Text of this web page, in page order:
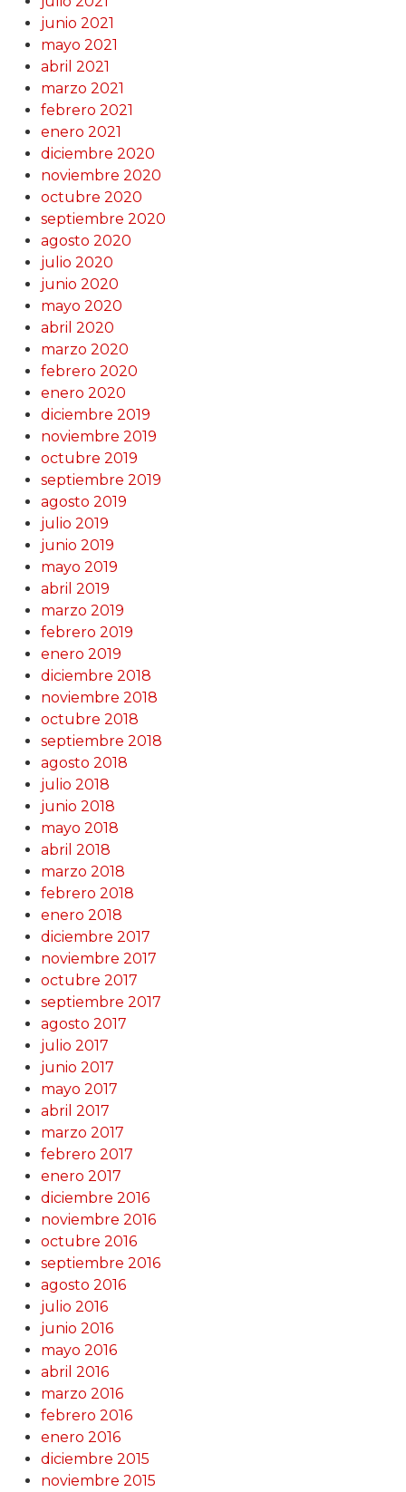
junio 2021
mayo 2021
abril 2021
marzo 2021
febrero 2021
enero 2021
diciembre 2020
noviembre 2020
octubre 2020
septiembre 2020
agosto 2020
julio 2020
junio 2020
mayo 2020
abril 2020
marzo 2020
febrero 2020
enero 2020
diciembre 2019
noviembre 2019
octubre 2019
septiembre 2019
agosto 2019
julio 2019
junio 2019
mayo 2019
abril 2019
marzo 2019
febrero 2019
enero 2019
diciembre 2018
noviembre 2018
octubre 2018
septiembre 2018
agosto 2018
julio 2018
junio 2018
mayo 2018
abril 2018
marzo 2018
febrero 2018
enero 2018
diciembre 2017
noviembre 2017
octubre 2017
septiembre 2017
agosto 2017
julio 2017
junio 2017
mayo 2017
abril 2017
marzo 2017
febrero 2017
enero 2017
diciembre 2016
noviembre 2016
octubre 2016
septiembre 2016
agosto 2016
julio 2016
junio 2016
mayo 2016
abril 2016
marzo 2016
febrero 2016
enero 2016
diciembre 2015
noviembre 2015